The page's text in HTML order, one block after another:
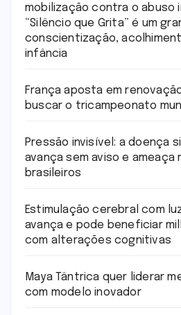
mobilização contra o abuso
“Silêncio que Grita” é um
conscientização,
infância
França aposta em
buscar o tricampeonato
Pressão invisível: a doença
avança sem aviso e ameaça
brasileiros
Estimulação cerebral com
avança e pode beneficiar
com alterações cognitivas
Maya Tântrica quer liderar
com modelo inovador